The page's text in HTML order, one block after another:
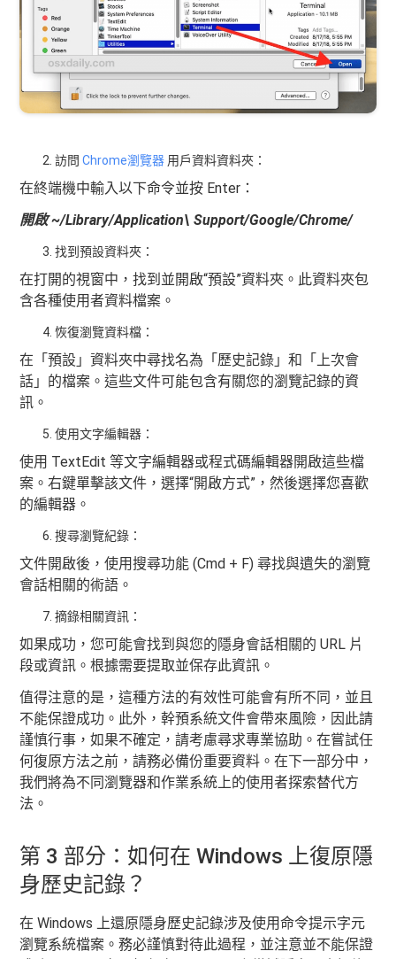
訪問Chrome瀏覽器 用戶資料資料夾：
在終端機中輸入以下命令並按 Enter：
開啟 ~/Library/Application\ Support/Google/Chrome/
找到預設資料夾：
在打開的視窗中，找到並開啟“預設”資料夾。此資料夾包
含各種使用者資料檔案。
恢復瀏覽資料檔：
在「預設」資料夾中尋找名為「歷史記錄」和「上次會
話」的檔案。這些文件可能包含有關您的瀏覽記錄的資
訊。
使用文字編輯器：
使用 TextEdit 等文字編輯器或程式碼編輯器開啟這些檔
案。右鍵單擊該文件，選擇“開啟方式”，然後選擇您喜歡
的編輯器。
搜尋瀏覽紀錄：
文件開啟後，使用搜尋功能 (Cmd + F) 尋找與遺失的瀏覽
會話相關的術語。
摘錄相關資訊：
如果成功，您可能會找到與您的隱身會話相關的 URL 片
段或資訊。根據需要提取並保存此資訊。
值得注意的是，這種方法的有效性可能會有所不同，並且
不能保證成功。此外，幹預系統文件會帶來風險，因此請
謹慎行事，如果不確定，請考慮尋求專業協助。在嘗試任
何復原方法之前，請務必備份重要資料。在下一部分中，
我們將為不同瀏覽器和作業系統上的使用者探索替代方
法。
第 3 部分：如何在 Windows 上復原隱
身歷史記錄？
在 Windows 上還原隱身歷史記錄涉及使用命令提示字元
瀏覽系統檔案。務必謹慎對待此過程，並注意並不能保證